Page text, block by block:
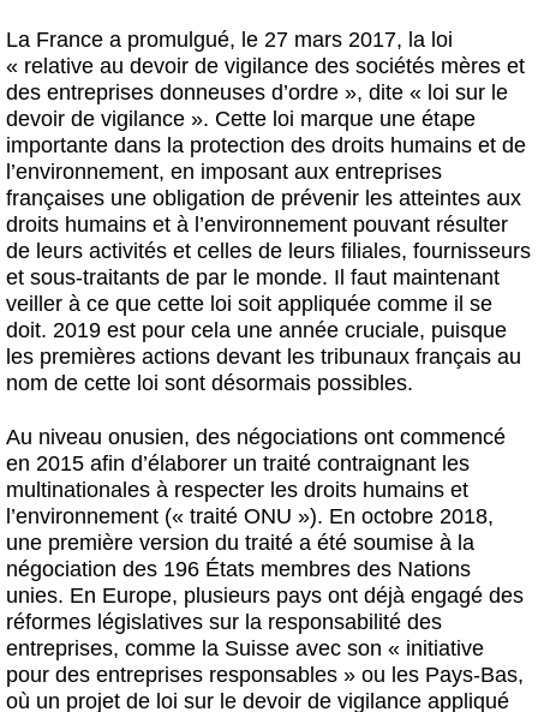
La France a promulgué, le 27 mars 2017, la loi
« relative au devoir de vigilance des sociétés mères et
des entreprises donneuses d’ordre », dite « loi sur le
devoir de vigilance ». Cette loi marque une étape
importante dans la protection des droits humains et de
l’environnement, en imposant aux entreprises
françaises une obligation de prévenir les atteintes aux
droits humains et à l’environnement pouvant résulter
de leurs activités et celles de leurs filiales, fournisseurs
et sous-traitants de par le monde. Il faut maintenant
veiller à ce que cette loi soit appliquée comme il se
doit. 2019 est pour cela une année cruciale, puisque
les premières actions devant les tribunaux français au
nom de cette loi sont désormais possibles.
Au niveau onusien, des négociations ont commencé
en 2015 afin d’élaborer un traité contraignant les
multinationales à respecter les droits humains et
l’environnement (« traité ONU »). En octobre 2018,
une première version du traité a été soumise à la
négociation des 196 États membres des Nations
unies. En Europe, plusieurs pays ont déjà engagé des
réformes législatives sur la responsabilité des
entreprises, comme la Suisse avec son « initiative
pour des entreprises responsables » ou les Pays-Bas,
où un projet de loi sur le devoir de vigilance appliqué